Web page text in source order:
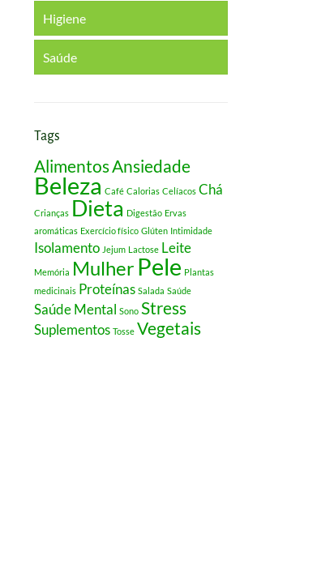
Higiene
Saúde
Tags
AlimentosAnsiedade
Beleza Café Calorias Celíacos Chá
Crianças Dieta Digestão Ervas
aromáticas Exercício físico Glúten Intimidade
Isolamento Jejum Lactose Leite
Memória Mulher Pele Plantas
medicinais Proteínas Salada Saúde
Saúde Mental Sono Stress
Suplementos Tosse Vegetais